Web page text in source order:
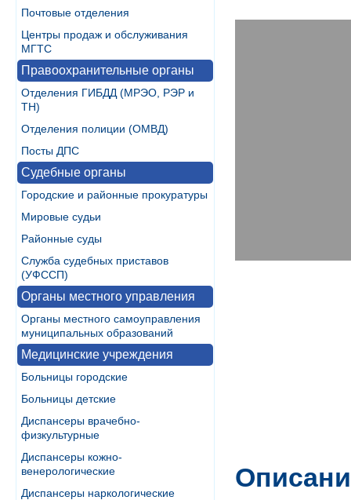
Почтовые отделения
Центры продаж и обслуживания
МГТС
Правоохранительные органы
Отделения ГИБДД (МРЭО, РЭР и
ТН)
Отделения полиции (ОМВД)
Посты ДПС
Судебные органы
Городские и районные прокуратуры
Мировые судьи
Районные суды
Служба судебных приставов
(УФССП)
Органы местного управления
Органы местного самоуправления
муниципальных образований
Медицинские учреждения
Больницы городские
Больницы детские
Диспансеры врачебно-
физкультурные
Диспансеры кожно-
венерологические
Диспансеры наркологические